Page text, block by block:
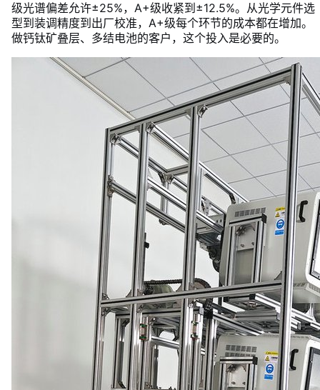
级光谱偏差允许±25%，A+级收紧到±12.5%。从光学元件选
型到装调精度到出厂校准，A+级每个环节的成本都在增加。
做钙钛矿叠层、多结电池的客户，这个投入是必要的。